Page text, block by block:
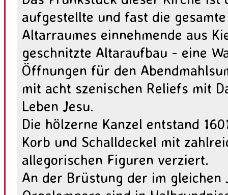
aufgestellte und fast die
Altarraumes einnehmende aus
geschnitzte Altaraufbau - eine
Öffnungen für den
mit acht szenischen Reliefs mit
Leben Jesu.
Die hölzerne Kanzel entstand
Korb und Schalldeckel mit
allegorischen Figuren verziert.
An der Brüstung der im gleichen